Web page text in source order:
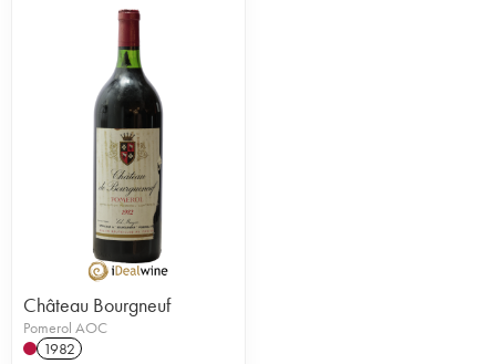
Château Bourgneuf
Pomerol AOC
1982